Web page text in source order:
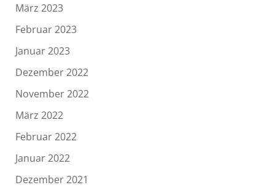
März 2023
Februar 2023
Januar 2023
Dezember 2022
November 2022
März 2022
Februar 2022
Januar 2022
Dezember 2021